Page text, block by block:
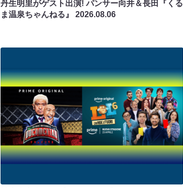
丹生明里がゲスト出演! パンサー向井＆長田『くる
ま温泉ちゃんねる』2026.08.06